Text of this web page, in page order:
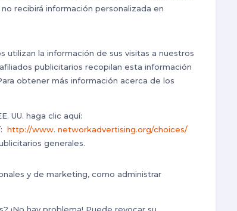
recibirá información personalizada en
la información de sus visitas a nuestros
publicitarios recopilan esta información
obtener más información acerca de los
UU. haga clic aquí:
http://www. networkadvertising.org/choices/
generales.
y de marketing, como administrar